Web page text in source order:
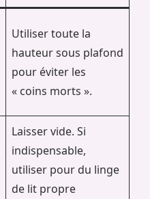
Utiliser toute la
hauteur sous plafond
pour éviter les
« coins morts ».
Laisser vide. Si
indispensable,
utiliser pour du linge
de lit propre